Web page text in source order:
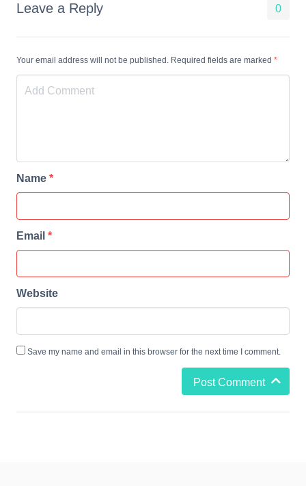
Leave a Reply 0
Your email address will not be published. Required fields are marked *
Name *
Email *
Website
Save my name and email in this browser for the next time I comment.
Post Comment